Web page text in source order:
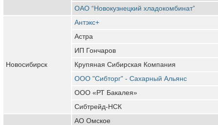
ОАО “Новокузнецкий хладокомбинат”
Новосибирск
Антэкс+
Астра
ИП Гончаров
Крупяная Сибирская Компания
ООО "Сибторг" - Сахарный Альянс
ООО «РТ Бакалея»
Сибтрейд-НСК
АО Омское